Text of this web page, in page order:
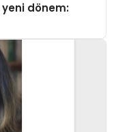
yeni dönem: